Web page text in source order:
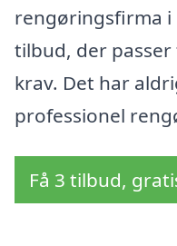
rengøringsfirma i
tilbud, der
krav. Det har
professionel
Få 3 tilbud,